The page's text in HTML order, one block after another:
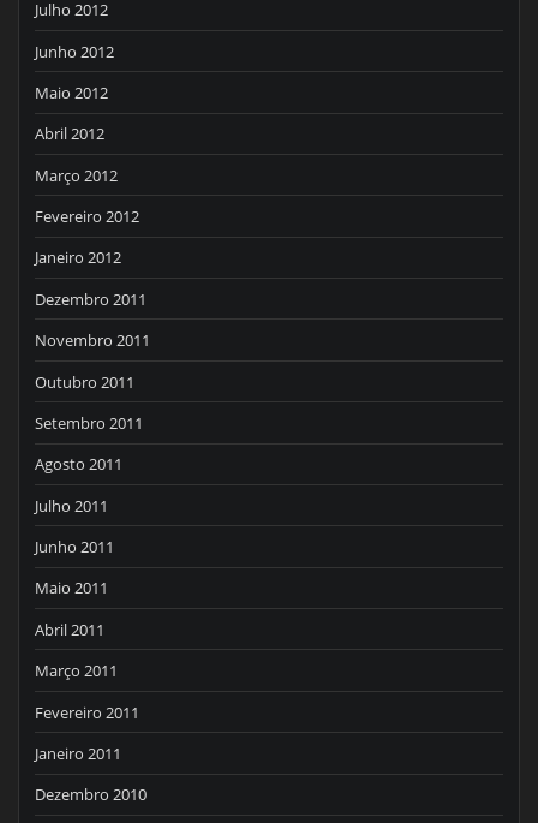
Julho 2012
Junho 2012
Maio 2012
Abril 2012
Março 2012
Fevereiro 2012
Janeiro 2012
Dezembro 2011
Novembro 2011
Outubro 2011
Setembro 2011
Agosto 2011
Julho 2011
Junho 2011
Maio 2011
Abril 2011
Março 2011
Fevereiro 2011
Janeiro 2011
Dezembro 2010